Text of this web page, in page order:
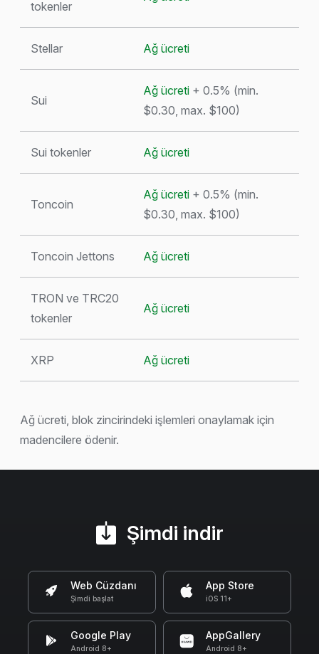
tokenler
Stellar Ağ ücreti
Sui
Ağ ücreti + 0.5% (min.
$0.30, max. $100)
Sui tokenler Ağ ücreti
Toncoin
Ağ ücreti + 0.5% (min.
$0.30, max. $100)
Toncoin Jettons Ağ ücreti
TRON ve TRC20
tokenler
Ağ ücreti
XRP Ağ ücreti
Ağ ücreti, blok zincirindeki işlemleri onaylamak için
madencilere ödenir.
Şimdi indir
Web Cüzdanı
Şimdi başlat
App Store
iOS 11+
Google Play
Android 8+
AppGallery
Android 8+